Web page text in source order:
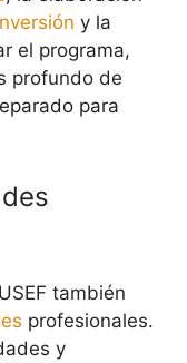
y la
el programa,
profundo de
para
también
profesionales.
y